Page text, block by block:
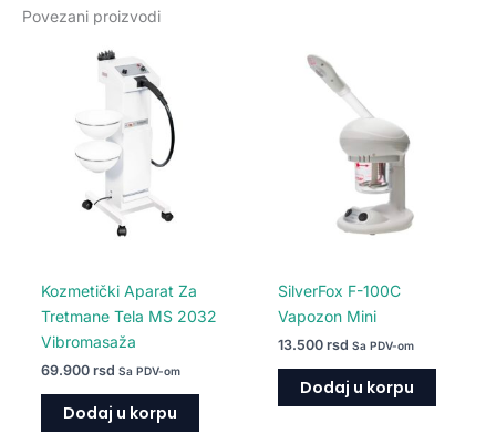
Povezani proizvodi
Kozmetički Aparat Za
Tretmane Tela MS 2032
Vibromasaža
69.900 rsd Sa PDV-om
Dodaj u korpu
SilverFox F-100C
Vapozon Mini
13.500 rsd Sa PDV-om
Dodaj u korpu